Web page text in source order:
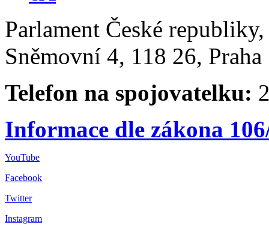
Parlament České
Sněmovní 4, 118 26,
Telefon na spojovatelku:
Informace dle zákona
YouTube
Facebook
Twitter
Instagram